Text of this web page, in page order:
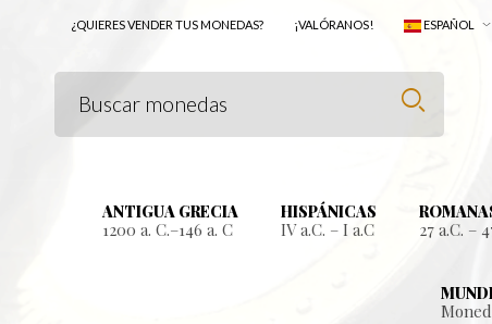
¿QUIERES VENDER TUS MONEDAS? ¡VALÓRANOS! ESPAÑOL
ANTIGUA GRECIA
1200 a. C.–146 a. C
HISPÁNICAS
IV a.C. – I a.C 27 a.C. –